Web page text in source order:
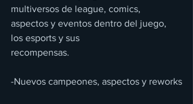
multiversos de league, comics,
aspectos y eventos dentro del juego,
los esports y sus
recompensas.
-Nuevos campeones, aspectos y reworks